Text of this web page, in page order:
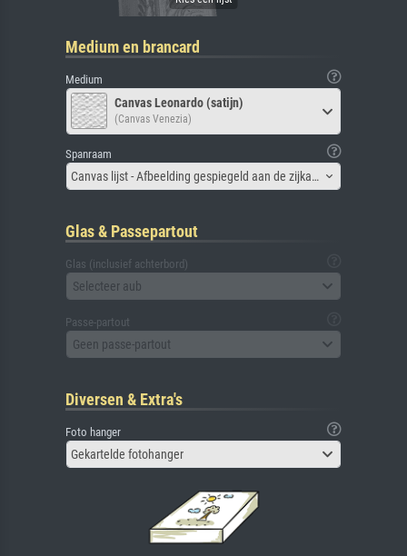
Medium en brancard
Medium
Canvas Leonardo (satijn)
(Canvas Venezia)
Spanraam
Canvas lijst - Afbeelding gespiegeld aan de zijkant
Glas & Passepartout
Glas (inclusief achterbord)
Selecteer aub
Passe-partout
Geen passe-partout
Diversen & Extra's
Foto hanger
Gekartelde fotohanger